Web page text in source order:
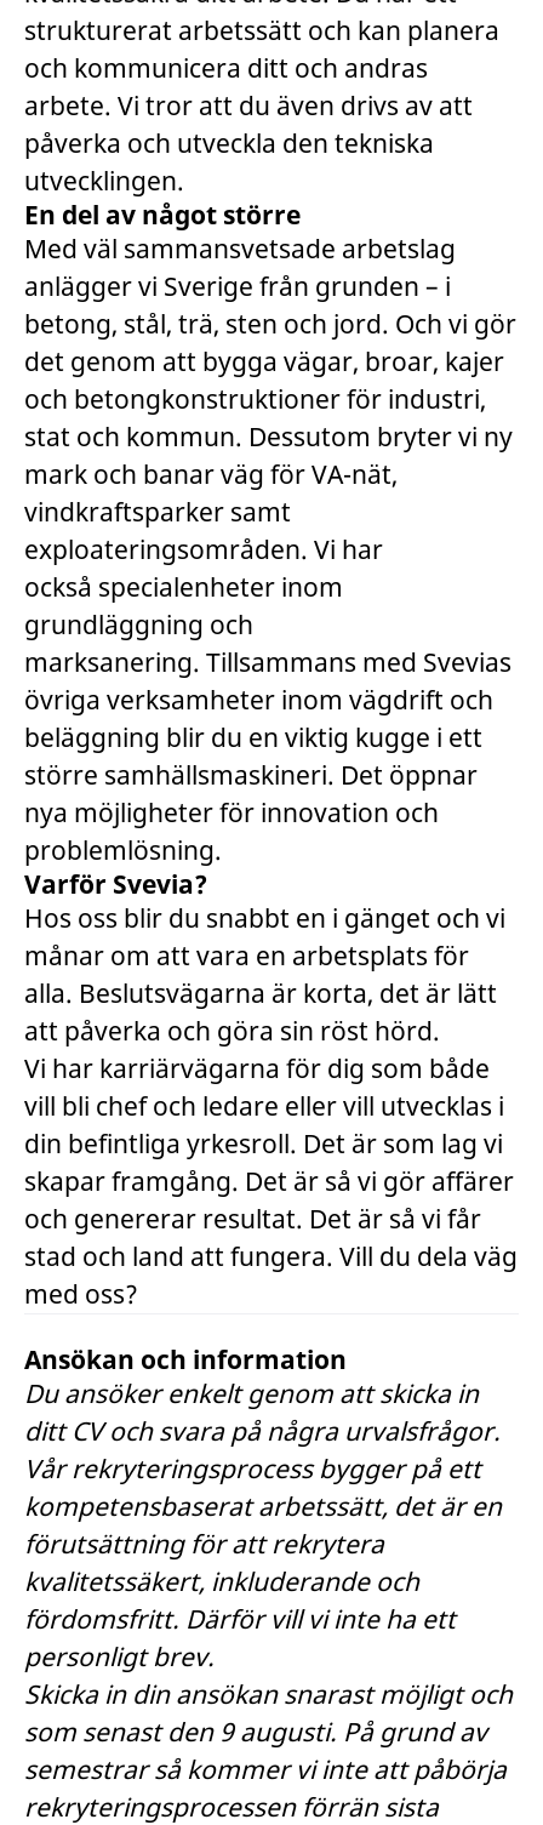
strukturerat arbetssätt och kan planera
och kommunicera ditt och andras
arbete. Vi tror att du även drivs av att
påverka och utveckla den tekniska
utvecklingen.
En del av något större
Med väl sammansvetsade arbetslag
anlägger vi Sverige från grunden – i
betong, stål, trä, sten och jord. Och vi gör
det genom att bygga vägar, broar, kajer
och betongkonstruktioner för industri,
stat och kommun. Dessutom bryter vi ny
mark och banar väg för VA-nät,
vindkraftsparker samt
exploateringsområden. Vi har
också specialenheter inom
grundläggning och
marksanering. Tillsammans med Svevias
övriga verksamheter inom vägdrift och
beläggning blir du en viktig kugge i ett
större samhällsmaskineri. Det öppnar
nya möjligheter för innovation och
problemlösning.
Varför Svevia?
Hos oss blir du snabbt en i gänget och vi
månar om att vara en arbetsplats för
alla. Beslutsvägarna är korta, det är lätt
att påverka och göra sin röst hörd.
Vi har karriärvägarna för dig som både
vill bli chef och ledare eller vill utvecklas i
din befintliga yrkesroll. Det är som lag vi
skapar framgång. Det är så vi gör affärer
och genererar resultat. Det är så vi får
stad och land att fungera. Vill du dela väg
med oss?
Ansökan och information
Du ansöker enkelt genom att skicka in
ditt CV och svara på några urvalsfrågor.
Vår rekryteringsprocess bygger på ett
kompetensbaserat arbetssätt, det är en
förutsättning för att rekrytera
kvalitetssäkert, inkluderande och
fördomsfritt. Därför vill vi inte ha ett
personligt brev.
Skicka in din ansökan snarast möjligt och
som senast den 9 augusti. På grund av
semestrar så kommer vi inte att påbörja
rekryteringsprocessen förrän sista